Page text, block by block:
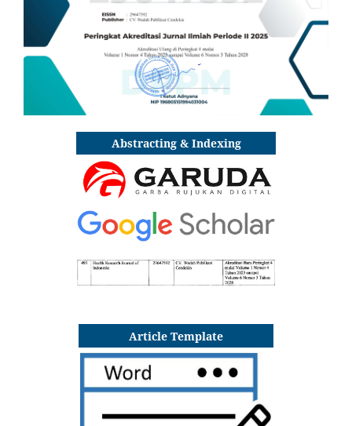
Abstracting & Indexing
Article Template